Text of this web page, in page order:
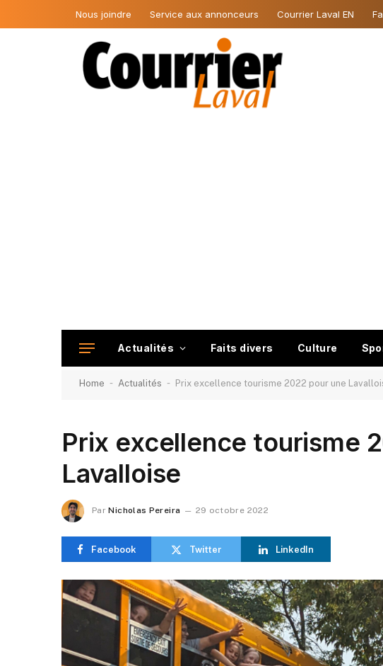
Nous joindre Service aux annonceurs Courrier Laval EN
Actualités Faits divers Culture
Home - Actualités - Prix excellence tourisme 2022 pour une
Prix excellence tourisme
Lavalloise
Par Nicholas Pereira 29 octobre 2022
Facebook Twitter LinkedIn